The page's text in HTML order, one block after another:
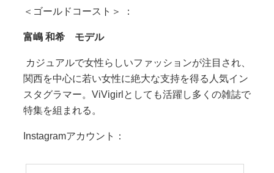
＜ゴールドコースト＞ ：
富嶋 和希 モデル
カジュアルで女性らしいファッションが注目され、
関西を中心に若い女性に絶大な支持を得る人気イン
スタグラマー。ViVigirlとしても活躍し多くの雑誌で
特集を組まれる。
Instagramアカウント：